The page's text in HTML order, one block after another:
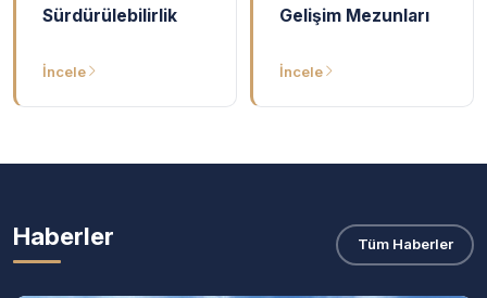
Sürdürülebilirlik
İncele
Gelişim Mezunları
İncele
Haberler Tüm Haberler